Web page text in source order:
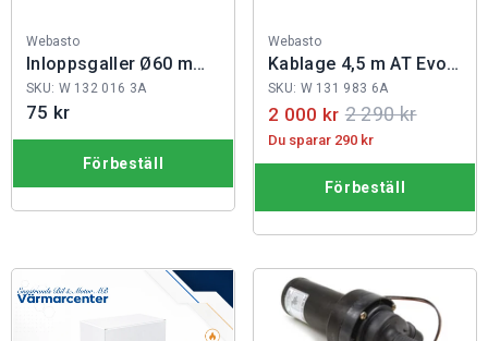
Fabrikat:
Webasto
Inloppsgaller Ø60 mm
AT2000
SKU: W 132 016 3A
75 kr
Förbeställ
Fabrikat:
Webasto
Kablage 4,5 m AT Evo
39-5500
SKU: W 131 983 6A
2 000 kr 2 290 kr
Du sparar 290 kr
Förbeställ